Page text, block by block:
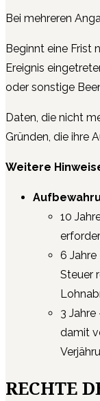
Bei mehreren
Beginnt eine Frist
Ereignis
oder sonstige
Daten, die nicht
Gründen, die ihre
Weitere
10
6
Steuer
3
damit
RECHTE